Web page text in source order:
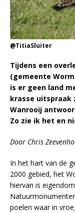
@TitiaSluiter
Tijdens een
(gemeente
is er geen land
krasse uitspraak
Wanrooij
Zo zie ik het en
Door Chris
In het hart van de
2000 gebied, het
hiervan is
poelen waar in